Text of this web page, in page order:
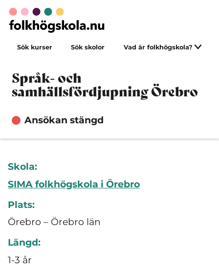
Sök kurser Sök skolor Vad är folkhögskola?
Språk- och
samhällsfördjupning Örebro
Ansökan stängd
Skola:
SIMA folkhögskola i Örebro
Plats:
Örebro – Örebro län
Längd:
1-3 år